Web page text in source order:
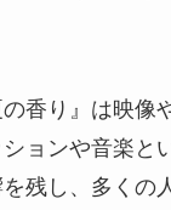
香り』は映像
ョンや音楽と
残し、多くの